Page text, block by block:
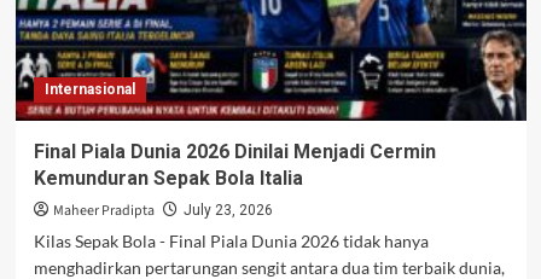
Perjalanan
Bersama
Timnas
Argentina
Internasional
Final Piala Dunia 2026 Dinilai Menjadi Cermin
Kemunduran Sepak Bola Italia
Maheer Pradipta July 23, 2026
Kilas Sepak Bola - Final Piala Dunia 2026 tidak hanya
menghadirkan pertarungan sengit antara dua tim terbaik dunia,